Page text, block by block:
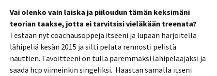
Vai olenko vain laiska ja piiloudun tämän keksimäni
teorian taakse, jotta ei tarvitsisi vieläkään treenata?
Testaan nyt coachausoppeja itseeni ja lupaan harjoitella
lähipeliä kesän 2015 ja silti pelata rennosti pelistä
nauttien. Tavoitteeni on tulla paremmaksi lähipelaajaksi ja
saada hcp viimeinkin singeliksi. Haastan samalla itseni